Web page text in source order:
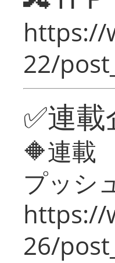
https://
22/
✅連
🔶連載
プッシ
https://
26/